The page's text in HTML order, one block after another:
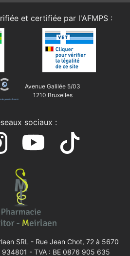
et certifiée par l'AFMPS :
Avenue Galilée 5/03
1210 Bruxelles
sociaux :
SRL - Rue Jean Chot, 72 à 5670
934801 - TVA : BE 0876 905 635